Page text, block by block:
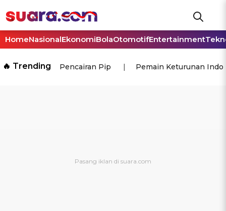
HomeNasionalEkonomiBolaOtomotifEntertainment
🔥 Trending Pencairan Pip Pemain Keturunan